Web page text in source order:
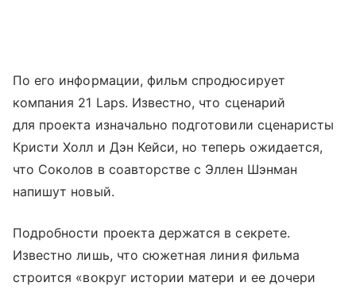
По его информации, фильм спродюсирует
компания 21 Laps. Известно, что сценарий
для проекта изначально подготовили сценаристы
Кристи Холл и Дэн Кейси, но теперь ожидается,
что Соколов в соавторстве с Эллен Шэнман
напишут новый.
Подробности проекта держатся в секрете.
Известно лишь, что сюжетная линия фильма
строится «вокруг истории матери и ее дочери